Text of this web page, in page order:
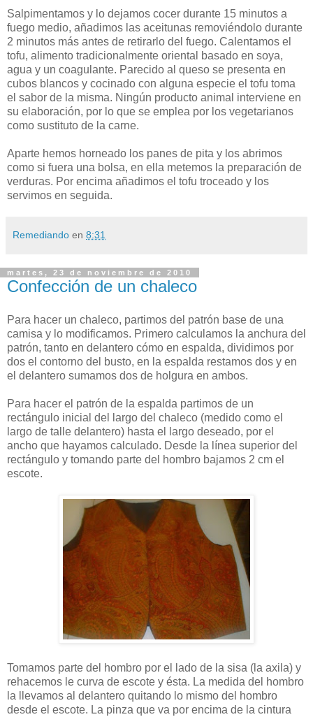
Salpimentamos y lo dejamos cocer durante 15 minutos a
fuego medio, añadimos las aceitunas removiéndolo durante
2 minutos más antes de retirarlo del fuego. Calentamos el
tofu, alimento tradicionalmente oriental basado en soya,
agua y un coagulante. Parecido al queso se presenta en
cubos blancos y cocinado con alguna especie el tofu toma
el sabor de la misma. Ningún producto animal interviene en
su elaboración, por lo que se emplea por los vegetarianos
como sustituto de la carne.
Aparte hemos horneado los panes de pita y los abrimos
como si fuera una bolsa, en ella metemos la preparación de
verduras. Por encima añadimos el tofu troceado y los
servimos en seguida.
Remediando en 8:31
martes, 23 de noviembre de 2010
Confección de un chaleco
Para hacer un chaleco, partimos del patrón base de una
camisa y lo modificamos. Primero calculamos la anchura del
patrón, tanto en delantero cómo en espalda, dividimos por
dos el contorno del busto, en la espalda restamos dos y en
el delantero sumamos dos de holgura en ambos.
Para hacer el patrón de la espalda partimos de un
rectángulo inicial del largo del chaleco (medido como el
largo de talle delantero) hasta el largo deseado, por el
ancho que hayamos calculado. Desde la línea superior del
rectángulo y tomando parte del hombro bajamos 2 cm el
escote.
Tomamos parte del hombro por el lado de la sisa (la axila) y
rehacemos le curva de escote y ésta. La medida del hombro
la llevamos al delantero quitando lo mismo del hombro
desde el escote. La pinza que va por encima de la cintura